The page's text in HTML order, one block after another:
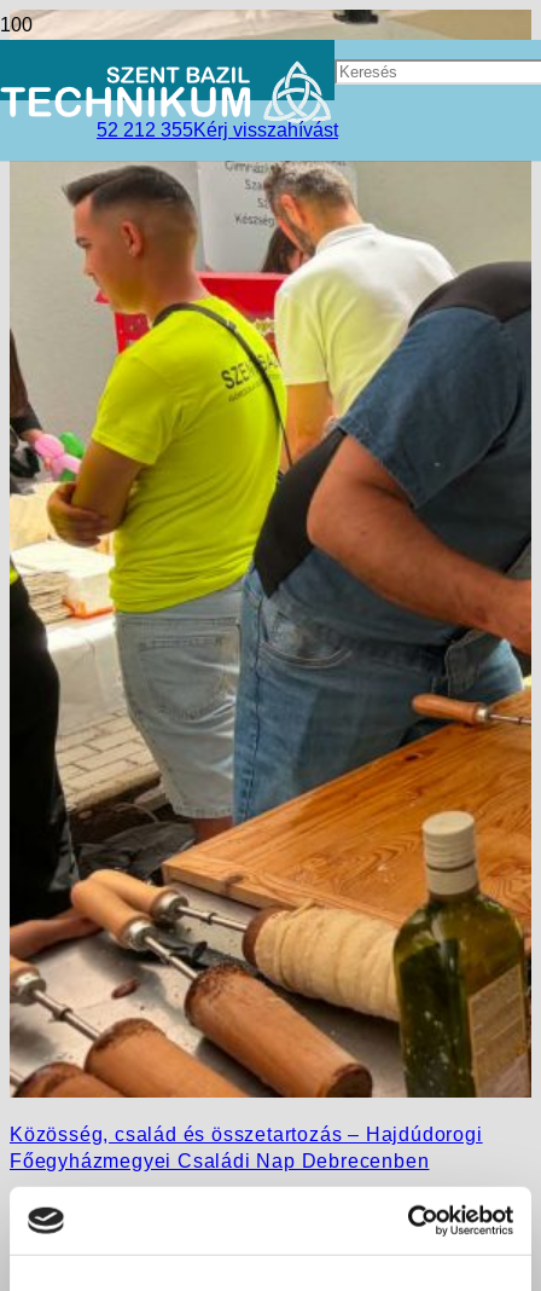
52 212 355Kérj visszahívást
Közösség, család és összetartozás – Hajdúdorogi
Főegyházmegyei Családi Nap Debrecenben